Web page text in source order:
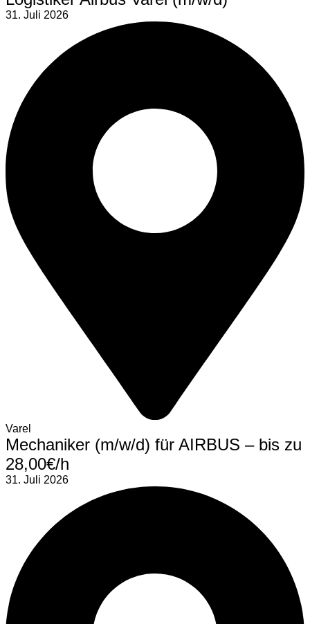
31. Juli 2026
Varel
Mechaniker (m/w/d) für AIRBUS – bis zu
28,00€/h
31. Juli 2026